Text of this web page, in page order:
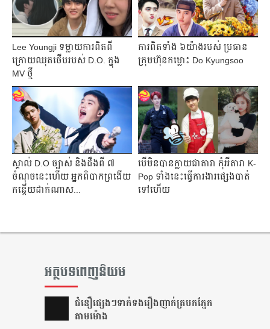
Lee Youngji ទម្លាយការពិតពី
ក្រោយឈុតថើបរបស់ D.O. ក្នុង
MV ថ្មី
ការពិតទាំង ៦យ៉ាងរបស់ ប្រធាន
ក្រុមហ៊ុនកម្លោះ Do Kyungsoo
ស្គាល់ D.O ច្បាស់ និងដឹងពី ៧
ចំណុច​នេះហើយ អ្នកពិបាកព្រងើយ
កន្តើយដាក់ណាស...
បើមិនបានក្លាយជាតារា កុំអីតារា K-
Pop ទាំងនេះធ្វើការងារផ្សេងបាត់
ទៅហើយ
អត្ថបទពេញនិយម
ជំនឿ​ផ្សេងៗ​ទាក់ទង​រឿង​ញាក់​ត្របក​ភ្នែក​
តាម​ម៉ោង​